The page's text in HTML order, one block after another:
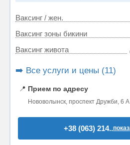
Ваксинг / жен.
Ваксинг зоны бикини
Ваксинг живота
➡️ Все услуги и цены (11)
📍 Прием по адресу
Нововолынск, проспект Дружби, 6 А
+38 (063) 214..